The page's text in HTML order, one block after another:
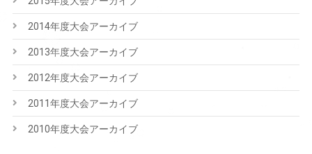
2014年度大会アーカイブ
2013年度大会アーカイブ
2012年度大会アーカイブ
2011年度大会アーカイブ
2010年度大会アーカイブ